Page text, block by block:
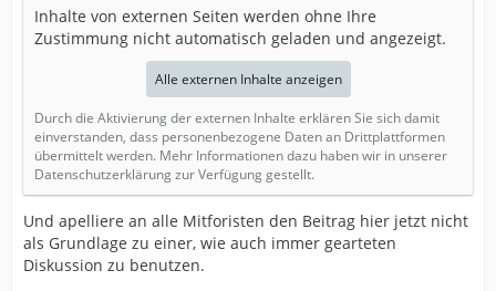
Inhalte von externen Seiten werden ohne Ihre
Zustimmung nicht automatisch geladen und angezeigt.
Alle externen Inhalte anzeigen
Durch die Aktivierung der externen Inhalte erklären Sie sich damit
einverstanden, dass personenbezogene Daten an Drittplattformen
übermittelt werden. Mehr Informationen dazu haben wir in unserer
Datenschutzerklärung zur Verfügung gestellt.
Und apelliere an alle Mitforisten den Beitrag hier jetzt nicht
als Grundlage zu einer, wie auch immer gearteten
Diskussion zu benutzen.